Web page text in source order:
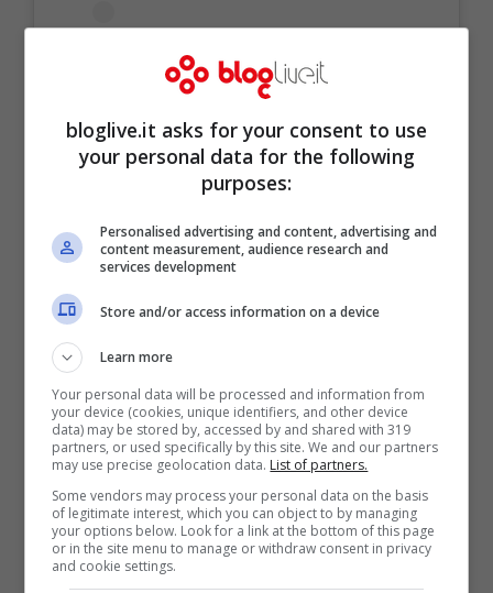
Un post condiviso da Grande Fratello (@grandefratellotv)
bloglive.it asks for your consent to use
your personal data for the following
purposes:
Personalised advertising and content, advertising and
content measurement, audience research and
services development
Store and/or access information on a device
Learn more
Your personal data will be processed and information from
your device (cookies, unique identifiers, and other device
data) may be stored by, accessed by and shared with 319
partners, or used specifically by this site. We and our partners
may use precise geolocation data. List of partners.
Some vendors may process your personal data on the basis
of legitimate interest, which you can object to by managing
your options below. Look for a link at the bottom of this page
or in the site menu to manage or withdraw consent in privacy
and cookie settings.